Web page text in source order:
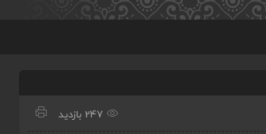
247 بازدید